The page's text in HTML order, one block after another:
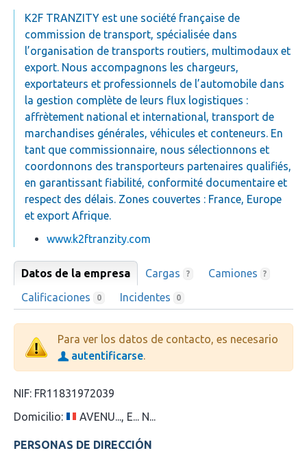
K2F TRANZITY est une société française de
commission de transport, spécialisée dans
l’organisation de transports routiers, multimodaux et
export. Nous accompagnons les chargeurs,
exportateurs et professionnels de l’automobile dans
la gestion complète de leurs flux logistiques :
affrètement national et international, transport de
marchandises générales, véhicules et conteneurs. En
tant que commissionnaire, nous sélectionnons et
coordonnons des transporteurs partenaires qualifiés,
en garantissant fiabilité, conformité documentaire et
respect des délais. Zones couvertes : France, Europe
et export Afrique.
www.k2ftranzity.com
Datos de la empresa Cargas ? Camiones ?
Calificaciones 0 Incidentes 0
Para ver los datos de contacto, es necesario
autentificarse
NIF: FR11831972039
Domicilio:
AVENU..., E... N...
PERSONAS DE DIRECCIÓN